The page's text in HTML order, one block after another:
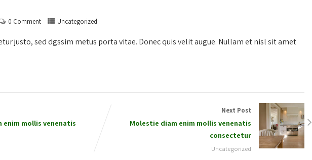
0 Comment Uncategorized
justo, sed dgssim metus porta vitae. Donec quis velit augue. Nullam et nisl sit amet
enim mollis venenatis
Next Post
Molestie diam enim mollis venenatis
consectetur
Uncategorized